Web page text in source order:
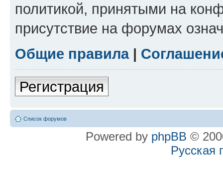
политикой, принятыми на
присутствие на форумах
Общие правила|
Регистрация
Список форумов
Powered by phpBB ©
Русская